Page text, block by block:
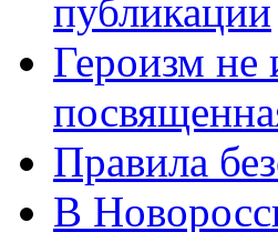
публикации
Героизм не
Правила
В